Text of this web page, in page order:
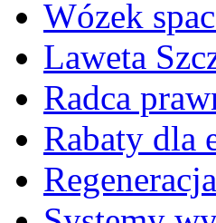
Wózek
Laweta
Radca
Rabaty dla